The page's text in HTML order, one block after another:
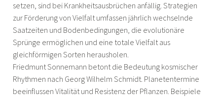
setzen, sind bei Krankheitsausbrüchen anfällig. Strategien
zur Förderung von Vielfalt umfassen jährlich wechselnde
Saatzeiten und Bodenbedingungen, die evolutionäre
Sprünge ermöglichen und eine totale Vielfalt aus
gleichförmigen Sorten herausholen.
Friedmunt Sonnemann betont die Bedeutung kosmischer
Rhythmen nach Georg Wilhelm Schmidt. Planetentermine
beeinflussen Vitalität und Resistenz der Pflanzen. Beispiele